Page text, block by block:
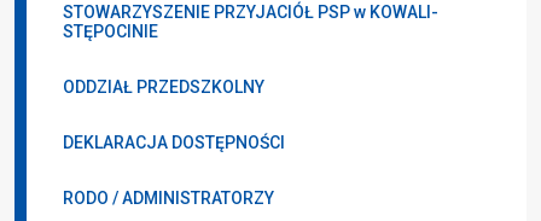
STOWARZYSZENIE PRZYJACIÓŁ PSP w KOWALI-
STĘPOCINIE
ODDZIAŁ PRZEDSZKOLNY
DEKLARACJA DOSTĘPNOŚCI
RODO / ADMINISTRATORZY